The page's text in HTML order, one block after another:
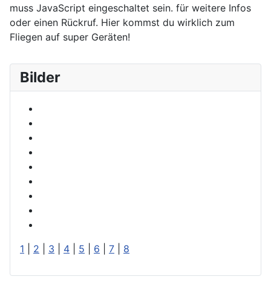
muss JavaScript eingeschaltet sein. für weitere Infos
oder einen Rückruf. Hier kommst du wirklich zum
Fliegen auf super Geräten!
Bilder
1 2 3 4 5 6 7 8